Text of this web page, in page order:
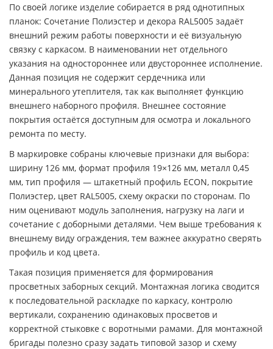
По своей логике изделие собирается в ряд однотипных
планок: Сочетание Полиэстер и декора RAL5005 задаёт
внешний режим работы поверхности и её визуальную
связку с каркасом. В наименовании нет отдельного
указания на одностороннее или двустороннее исполнение.
Данная позиция не содержит сердечника или
минерального утеплителя, так как выполняет функцию
внешнего наборного профиля. Внешнее состояние
покрытия остаётся доступным для осмотра и локального
ремонта по месту.
В маркировке собраны ключевые признаки для выбора:
ширину 126 мм, формат профиля 19×126 мм, металл 0,45
мм, тип профиля — штакетный профиль ECON, покрытие
Полиэстер, цвет RAL5005, схему окраски по сторонам. По
ним оценивают модуль заполнения, нагрузку на лаги и
сочетание с доборными деталями. Чем выше требования к
внешнему виду ограждения, тем важнее аккуратно сверять
профиль и код цвета.
Такая позиция применяется для формирования
просветных заборных секций. Монтажная логика сводится
к последовательной раскладке по каркасу, контролю
вертикали, сохранению одинаковых просветов и
корректной стыковке с воротными рамами. Для монтажной
бригады полезно сразу задать типовой зазор и схему